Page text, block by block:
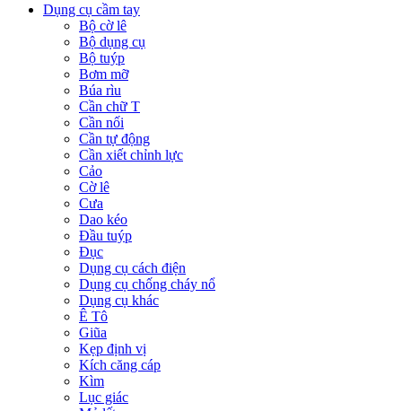
Dụng cụ cầm tay
Bộ cờ lê
Bộ dụng cụ
Bộ tuýp
Bơm mỡ
Búa rìu
Cần chữ T
Cần nối
Cần tự động
Cần xiết chỉnh lực
Cảo
Cờ lê
Cưa
Dao kéo
Đầu tuýp
Đục
Dụng cụ cách điện
Dụng cụ chống cháy nổ
Dụng cụ khác
Ê Tô
Giũa
Kẹp định vị
Kích căng cáp
Kìm
Lục giác